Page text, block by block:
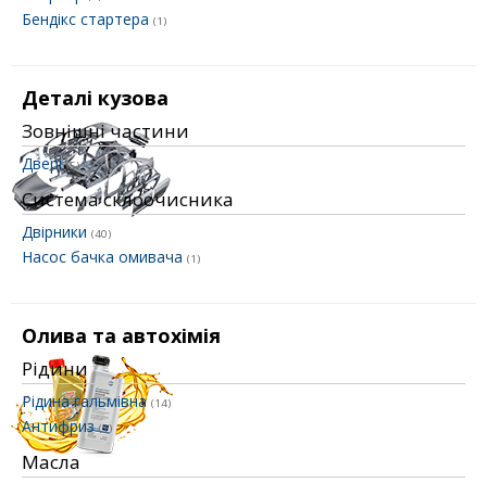
Бендікс стартера (1)
Деталі кузова
Зовнішні частини
Двері(5)
Система склоочисника
Двірники (40)
Насос бачка омивача (1)
Олива та автохімія
Рідини
Рідина гальмівна (14)
Антифриз(1)
Масла